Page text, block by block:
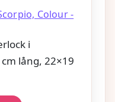
Colour -
i
lång, 22×19